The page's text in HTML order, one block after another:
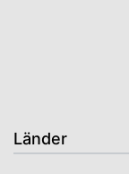
Länder